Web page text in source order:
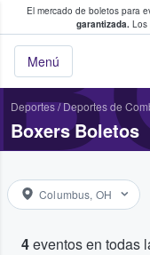
El mercado de boletos para
garantizada. Los
Menú
fans
Deportes/Deportes de
Boxers Boletos
Columbus, OH
4eventos en todas